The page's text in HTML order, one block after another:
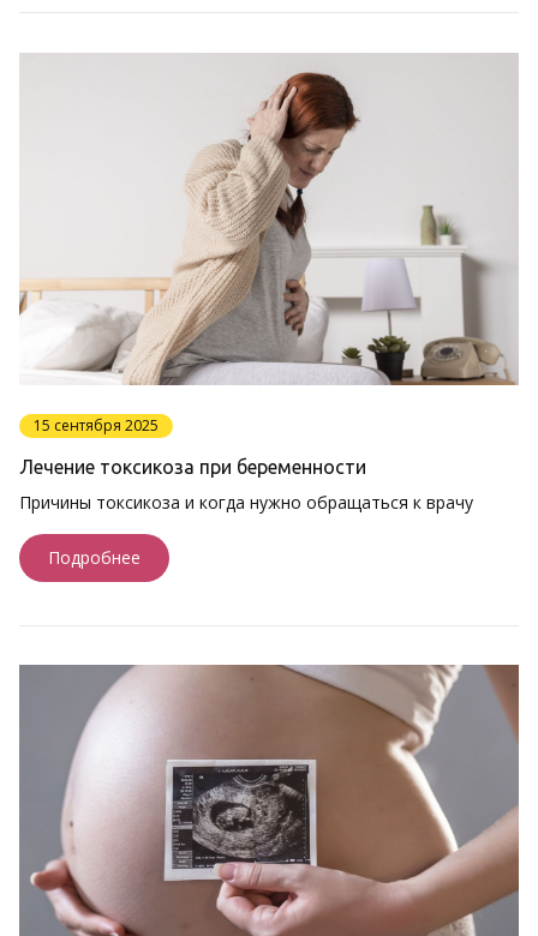
15 сентября 2025
Лечение токсикоза при беременности
Причины токсикоза и когда нужно обращаться к врачу
Подробнее